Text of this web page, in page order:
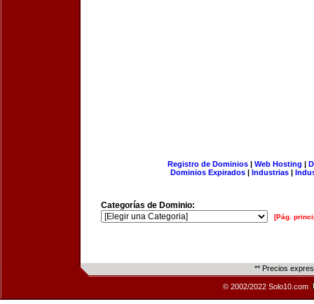
Registro de Dominios| Web Hosting |
Dominios Expirados | Industrias |
Categorías de Dominio:
[Pág.
** Precios
© 2002/2022 Solo10.com